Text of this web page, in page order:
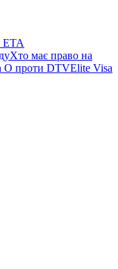
Хто має право на
O проти DTVElite Visa